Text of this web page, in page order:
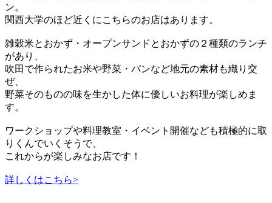
ン。
関西大学のほど近くにこちらのお店はあります。
雑穀米とおかず・オープンサンドとおかずの２種類のランチ
があり、
吹田で作られたお米や野菜・パンなど地元の素材も織り交
ぜ、
野菜そのものの味を生かした体に優しいお料理が楽しめま
す。
ワークショップや料理教室・イベント開催なども積極的に取
りくんでいくそうで、
これからが楽しみなお店です！
詳しくはこちら>